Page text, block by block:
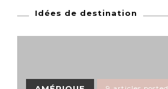
Idées de destination